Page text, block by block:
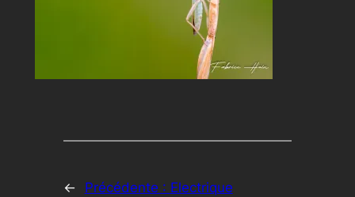
← Précédente : Electrique